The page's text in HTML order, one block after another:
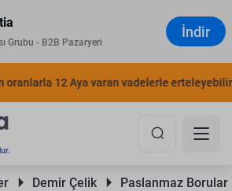
Grubu - B2B Pazaryeri
İndir
12 Aya varan vadelerle
Demir Çelik Paslanmaz Borular